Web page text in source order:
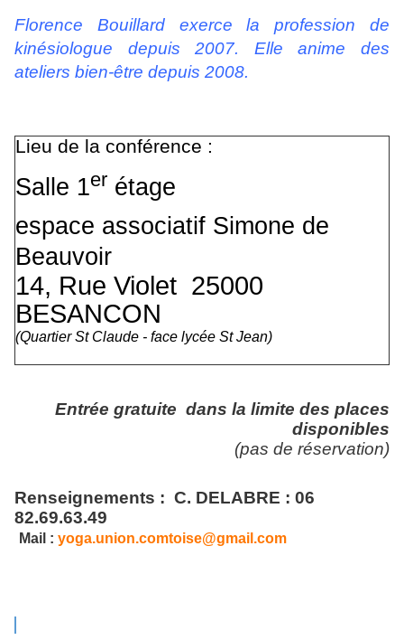
Florence Bouillard exerce la profession de
kinésiologue depuis 2007. Elle anime des
ateliers bien-être depuis 2008.
Lieu de la conférence :
Salle 1er étage
espace associatif Simone de
Beauvoir
14, Rue Violet 25000
BESANCON
(Quartier St Claude - face lycée St Jean)
Entrée gratuite dans la limite des places
disponibles
(pas de réservation)
Renseignements : C. DELABRE : 06
82.69.63.49
Mail : yoga.union.comtoise@gmail.com